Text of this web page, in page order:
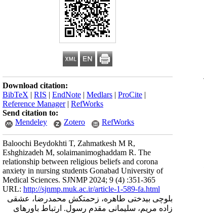
Download citation:
BibTeX | RIS | EndNote | Medlars | ProCite |
Reference Manager| RefWorks
Send citation to:
Mendeley
Zotero RefWorks
Baloochi Beydokhti T, Zahmatkesh M R,
Eshghizadeh M, solaimanimoghaddam R. The
relationship between religious beliefs and corona
anxiety in nursing students Gonabad University of
Medical Sciences. SJNMP 2024; 9 (4) :351-365
URL: http://sjnmp.muk.ac.ir/article-1-589-fa.html
بلوچی بیدختی طاهره، زحمتکش محمدرضا، عشقی
زاده مریم، سلیمانی مقدم رسول. ارتباط باورهای